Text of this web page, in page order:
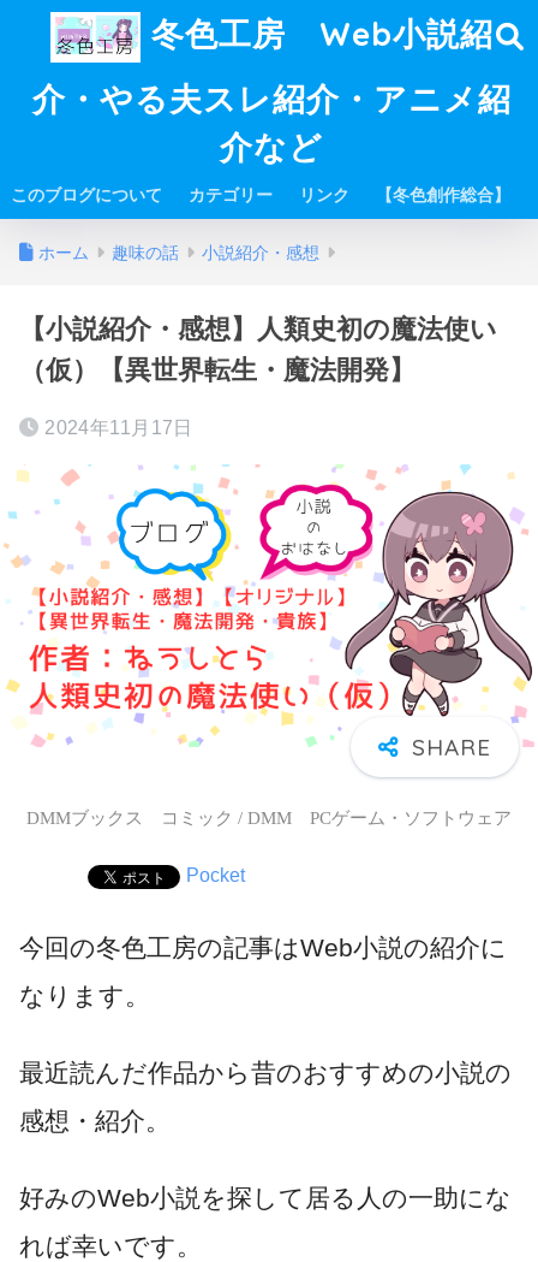
冬色工房 Web小説紹
介・やる夫スレ紹介・アニメ紹
介など
このブログについて カテゴリー リンク 【冬色創作総合】
ホーム 趣味の話 小説紹介・感想
【小説紹介・感想】人類史初の魔法使い
（仮）【異世界転生・魔法開発】
2024年11月17日
DMMブックス コミック / DMM PCゲーム・ソフトウェア
Pocket
今回の冬色工房の記事はWeb小説の紹介に
なります。
最近読んだ作品から昔のおすすめの小説の
感想・紹介。
好みのWeb小説を探して居る人の一助にな
れば幸いです。